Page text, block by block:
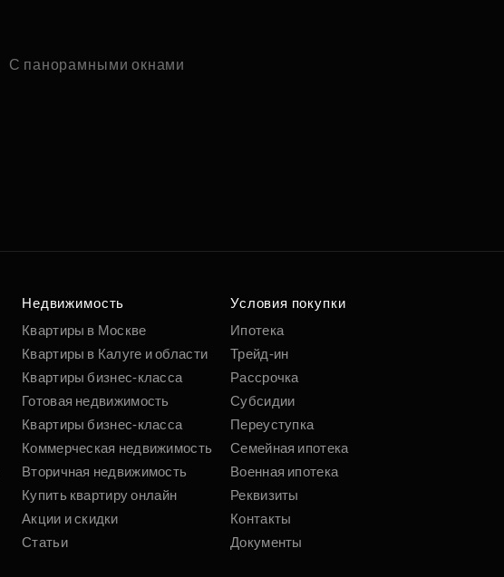
С панорамными окнами
Недвижимость
Квартиры в Москве
Квартиры в Калуге и области
Квартиры бизнес-класса
Готовая недвижимость
Квартиры бизнес-класса
Коммерческая недвижимость
Вторичная недвижимость
Купить квартиру онлайн
Акции и скидки
Статьи
Условия покупки
Ипотека
Трейд-ин
Рассрочка
Субсидии
Переуступка
Семейная ипотека
Военная ипотека
Реквизиты
Контакты
Документы